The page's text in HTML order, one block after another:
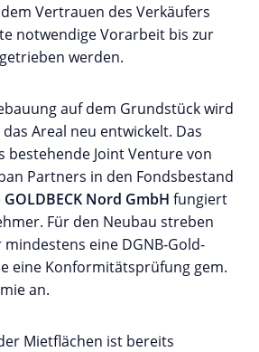
Vertrauen des Verkäufers
notwendige Vorarbeit bis zur
werden.
auf dem Grundstück wird
Areal neu entwickelt. Das
bestehende Joint Venture von
Partners in den Fondsbestand
GOLDBECK Nord GmbH fungiert
Für den Neubau streben
eine DGNB-Gold-
eine Konformitätsprüfung gem.
an.
Mietflächen ist bereits